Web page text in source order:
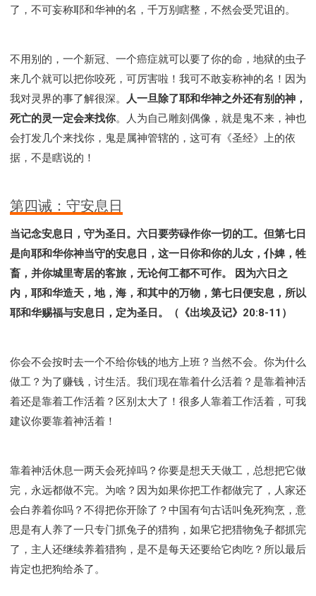
了，不可妄称耶和华神的名，千万别瞎整，不然会受咒诅的。
不用别的，一个新冠、一个癌症就可以要了你的命，地狱的虫子
来几个就可以把你咬死，可厉害啦！我可不敢妄称神的名！因为
我对灵界的事了解很深。
人一旦除了耶和华神之外还有别的神，
死亡的灵一定会来找你。人为自己雕刻偶像，就是鬼不来，神也
会打发几个来找你，鬼是属神管辖的，这可有《圣经》上的依
据，不是瞎说的！
第四诫：守安息日
当记念安息日，守为圣日。六日要劳碌作你一切的工。但第七日
是向耶和华你神当守的安息日，这一日你和你的儿女，仆婢，牲
畜，并你城里寄居的客旅，无论何工都不可作。 因为六日之
内，耶和华造天，地，海，和其中的万物，第七日便安息，所以
耶和华赐福与安息日，定为圣日。（《出埃及记》20:8-11）
你会不会按时去一个不给你钱的地方上班？当然不会。你为什么
做工？为了赚钱，讨生活。我们现在靠着什么活着？是靠着神活
着还是靠着工作活着？区别太大了！很多人靠着工作活着，可我
建议你要靠着神活着！
靠着神活休息一两天会死掉吗？你要是想天天做工，总想把它做
完，永远都做不完。为啥？因为如果你把工作都做完了，人家还
会白养着你吗？不得把你开除了？中国有句古话叫兔死狗烹，意
思是有人养了一只专门抓兔子的猎狗，如果它把猎物兔子都抓完
了，主人还继续养着猎狗，是不是每天还要给它肉吃？所以最后
肯定也把狗给杀了。